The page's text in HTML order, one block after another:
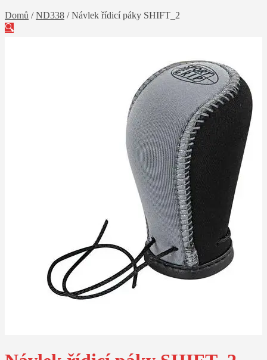
Domů /ND338 /Návlek řídicí páky SHIFT_2
🔍